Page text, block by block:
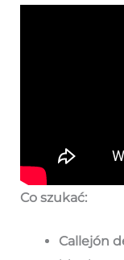
Co szukać:
Callejón